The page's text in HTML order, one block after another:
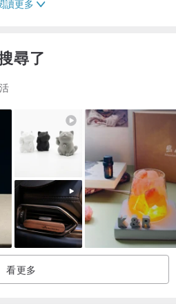
鼻煙的容器，小可手握，便於攜帶。
，採用瓷、銅、象牙、玉石、瑪瑙、
雕瓷、套料、巧作、內畫等技法，汲
雅好者視為珍貴文玩，在海內外皆享
」的稱譽，其中鼻煙壺以其精巧卓絕
藝之大成於一身的袖珍藝術品」。
之物，明末清初，鼻煙傳入中國，鼻
讀更多
尋了
看更多